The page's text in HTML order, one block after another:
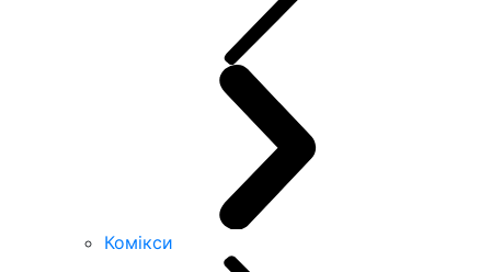
Комікси